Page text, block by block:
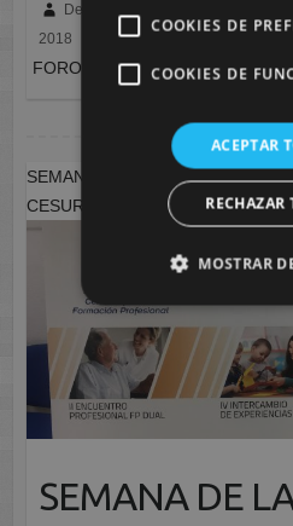
Departamento del Ciclo de
2018
Murcia
FORO DE EMPLEO
SEMANA DE LA FORMACION
CESUR MURCIA
SEMANA DE
COOKIES DE
COOKIES DE
ACEPTAR
RECHAZAR
MOSTRAR